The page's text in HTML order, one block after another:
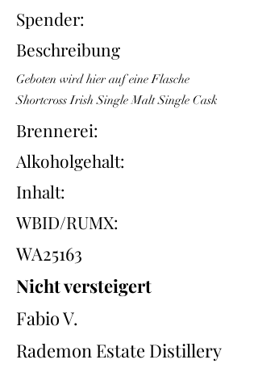
Spender:
Beschreibung
Geboten wird hier auf eine Flasche
Shortcross Irish Single Malt Single Cask
Brennerei:
Alkoholgehalt:
Inhalt:
WBID/RUMX:
WA25163
Nicht versteigert
Fabio V.
Rademon Estate Distillery